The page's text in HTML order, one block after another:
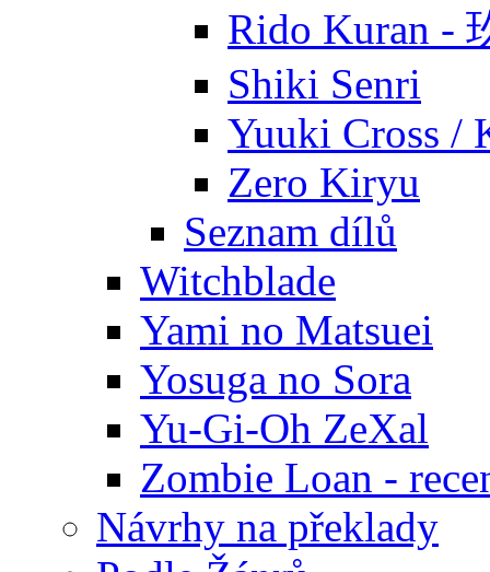
Rido Kuran -
Shiki Senri
Yuuki Cross /
Zero Kiryu
Seznam dílů
Witchblade
Yami no Matsuei
Yosuga no Sora
Yu-Gi-Oh ZeXal
Zombie Loan -
Návrhy na překlady